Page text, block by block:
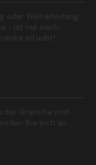
oder Weiterleitung
- ist nur nach
erlaubt!
Branche und
Sie sich an